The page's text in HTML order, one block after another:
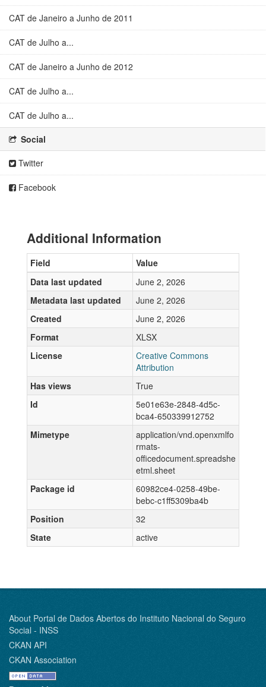
CAT de Janeiro a Junho de 2011
CAT de Julho a...
CAT de Janeiro a Junho de 2012
CAT de Julho a...
CAT de Julho a...
Social
Twitter
Facebook
Additional Information
Field
Value
Data last updated
June 2, 2026
Metadata last updated
June 2, 2026
Created
June 2, 2026
Format
XLSX
License
Creative Commons
Attribution
Has views
True
Id
5e01e63e-2848-4d5c-
bca4-650339912752
Mimetype
application/vnd.openxmlfo
rmats-
officedocument.spreadshe
etml.sheet
Package id
60982ce4-0258-49be-
bebc-c1ff5309ba4b
Position
32
State
active
About Portal de Dados Abertos do Instituto Nacional do Seguro
Social - INSS
CKAN API
CKAN Association